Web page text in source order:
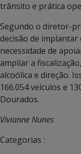
trânsito e prática
Segundo o diretor-
decisão de implantar
necessidade de
ampliar a
alcoólica e direção.
166.054 veículos e
Dourados.
Vivianne Nunes
Categorias :